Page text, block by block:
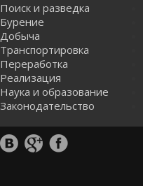
Поиск и разведка
Бурение
Добыча
Транспортировка
Переработка
Реализация
Наука и образование
Законодательство